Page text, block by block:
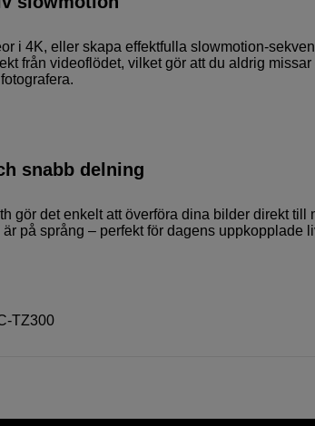
i 4K, eller skapa effektfulla slowmotion-
från videoflödet, vilket gör att du aldrig
snabb delning
gör det enkelt att överföra dina bilder direkt
på språng – perfekt för dagens uppkopplade
TZ300